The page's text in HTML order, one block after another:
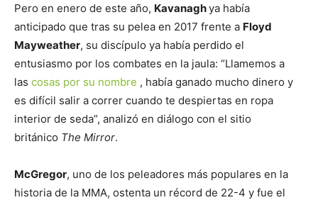
Pero en enero de este año, Kavanaghya había
anticipado que tras su pelea en 2017 frente a Floyd
Mayweather, su discípulo ya había perdido el
entusiasmo por los combates en la jaula: “Llamemos a
las cosas por su nombre , había ganado mucho dinero y
es difícil salir a correr cuando te despiertas en ropa
interior de seda”, analizó en diálogo con el sitio
británico The Mirror.
McGregor, uno de los peleadores más populares en la
historia de la MMA, ostenta un récord de 22-4 y fue el